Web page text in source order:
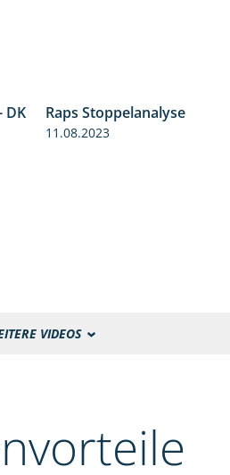
DK
Raps Stoppelanalyse
VIDEOS